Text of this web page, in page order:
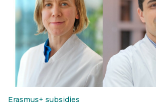
Erasmus+ subsidies